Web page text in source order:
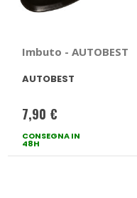
Imbuto - AUTOBEST
AUTOBEST
7,90 €
CONSEGNA IN
48H